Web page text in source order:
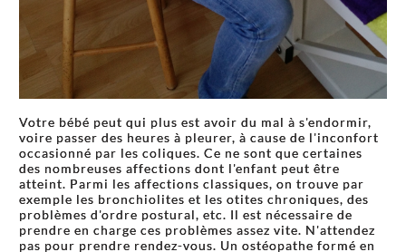
Votre bébé peut qui plus est avoir du mal à s'endormir,
voire passer des heures à pleurer, à cause de l'inconfort
occasionné par les coliques. Ce ne sont que certaines
des nombreuses affections dont l'enfant peut être
atteint. Parmi les affections classiques, on trouve par
exemple les bronchiolites et les otites chroniques, des
problèmes d'ordre postural, etc. Il est nécessaire de
prendre en charge ces problèmes assez vite. N'attendez
pas pour prendre rendez-vous. Un ostéopathe formé en